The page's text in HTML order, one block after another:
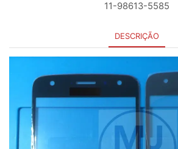
11-98613-5585
DESCRIÇÃO